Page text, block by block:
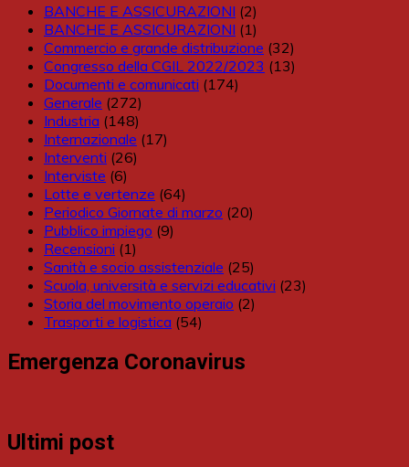
BANCHE E ASSICURAZIONI (2)
BANCHE E ASSICURAZIONI (1)
Commercio e grande distribuzione (32)
Congresso della CGIL 2022/2023 (13)
Documenti e comunicati (174)
Generale (272)
Industria (148)
Internazionale (17)
Interventi (26)
Interviste (6)
Lotte e vertenze (64)
Periodico Giornate di marzo (20)
Pubblico impiego (9)
Recensioni (1)
Sanità e socio assistenziale (25)
Scuola, università e servizi educativi (23)
Storia del movimento operaio (2)
Trasporti e logistica (54)
Emergenza Coronavirus
Ultimi post